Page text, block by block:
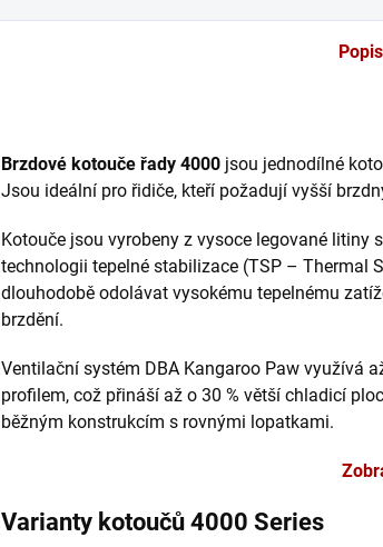
Popis
Brzdové kotouče řady 4000 jsou jednodílné
Jsou ideální pro řidiče, kteří požadují vyšší
Kotouče jsou vyrobeny z vysoce legované
technologii tepelné stabilizace (TSP – Thermal
dlouhodobě odolávat vysokému tepelnému
brzdění.
Ventilační systém DBA Kangaroo Paw využívá
profilem, což přináší až o 30 % větší chladicí
běžným konstrukcím s rovnými lopatkami.
Varianty kotoučů 4000 Series